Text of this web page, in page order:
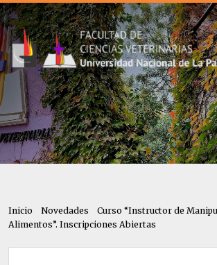
Inicio Novedades
Curso “Instructor de
Alimentos”. Inscripciones Abiertas